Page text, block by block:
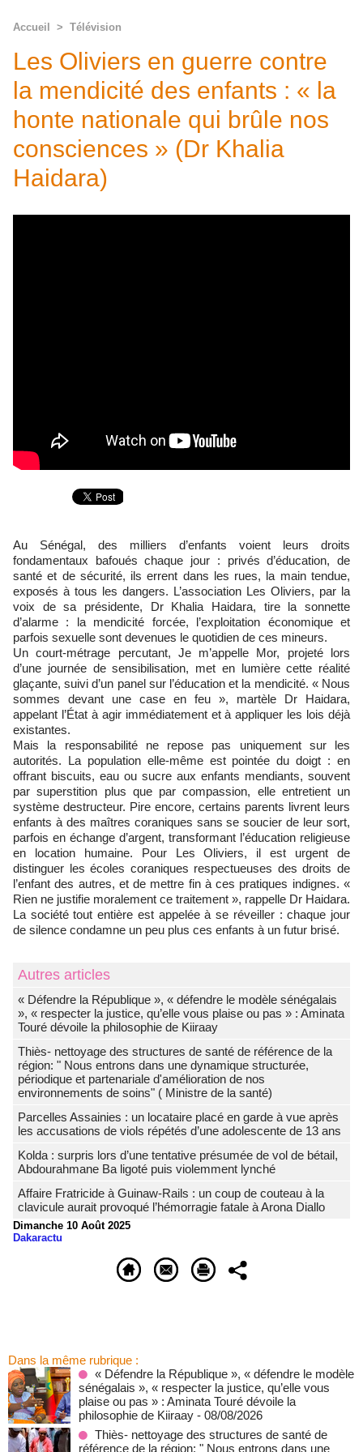
Accueil > Télévision
Les Oliviers en guerre contre
la mendicité des enfants : « la
honte nationale qui brûle nos
consciences » (Dr Khalia
Haidara)
Au Sénégal, des milliers d’enfants voient leurs droits
fondamentaux bafoués chaque jour : privés d’éducation, de
santé et de sécurité, ils errent dans les rues, la main tendue,
exposés à tous les dangers. L’association Les Oliviers, par la
voix de sa présidente, Dr Khalia Haidara, tire la sonnette
d’alarme : la mendicité forcée, l’exploitation économique et
parfois sexuelle sont devenues le quotidien de ces mineurs.
Un court-métrage percutant, Je m’appelle Mor, projeté lors
d’une journée de sensibilisation, met en lumière cette réalité
glaçante, suivi d’un panel sur l’éducation et la mendicité. « Nous
sommes devant une case en feu », martèle Dr Haidara,
appelant l’État à agir immédiatement et à appliquer les lois déjà
existantes.
Mais la responsabilité ne repose pas uniquement sur les
autorités. La population elle-même est pointée du doigt : en
offrant biscuits, eau ou sucre aux enfants mendiants, souvent
par superstition plus que par compassion, elle entretient un
système destructeur. Pire encore, certains parents livrent leurs
enfants à des maîtres coraniques sans se soucier de leur sort,
parfois en échange d’argent, transformant l’éducation religieuse
en location humaine. Pour Les Oliviers, il est urgent de
distinguer les écoles coraniques respectueuses des droits de
l’enfant des autres, et de mettre fin à ces pratiques indignes. «
Rien ne justifie moralement ce traitement », rappelle Dr Haidara.
La société tout entière est appelée à se réveiller : chaque jour
de silence condamne un peu plus ces enfants à un futur brisé.
Autres articles
« Défendre la République », « défendre le modèle sénégalais
», « respecter la justice, qu’elle vous plaise ou pas » : Aminata
Touré dévoile la philosophie de Kiiraay
Thiès- nettoyage des structures de santé de référence de la
région: " Nous entrons dans une dynamique structurée,
périodique et partenariale d'amélioration de nos
environnements de soins" ( Ministre de la santé)
Parcelles Assainies : un locataire placé en garde à vue après
les accusations de viols répétés d’une adolescente de 13 ans
Kolda : surpris lors d’une tentative présumée de vol de bétail,
Abdourahmane Ba ligoté puis violemment lynché
Affaire Fratricide à Guinaw-Rails : un coup de couteau à la
clavicule aurait provoqué l’hémorragie fatale à Arona Diallo
Dimanche 10 Août 2025
Dakaractu
Dans la même rubrique :
« Défendre la République », « défendre le modèle
sénégalais », « respecter la justice, qu’elle vous
plaise ou pas » : Aminata Touré dévoile la
philosophie de Kiiraay - 08/08/2026
Thiès- nettoyage des structures de santé de
référence de la région: " Nous entrons dans une